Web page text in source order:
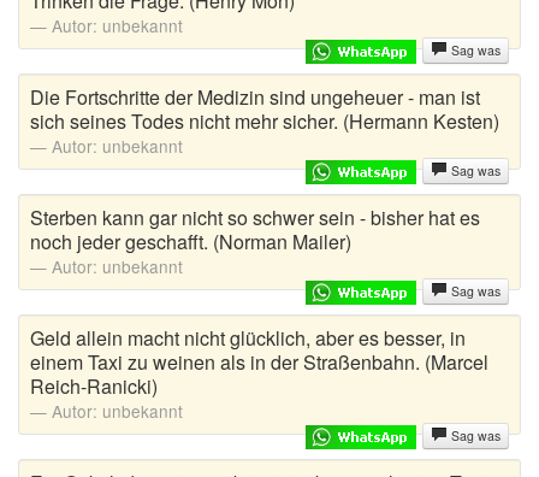
Autor: unbekannt
Sag was
Die Fortschritte der Medizin sind ungeheuer - man ist
sich seines Todes nicht mehr sicher. (Hermann Kesten)
Autor: unbekannt
Sag was
Sterben kann gar nicht so schwer sein - bisher hat es
noch jeder geschafft. (Norman Mailer)
Autor: unbekannt
Sag was
Geld allein macht nicht glücklich, aber es besser, in
einem Taxi zu weinen als in der Straßenbahn. (Marcel
Reich-Ranicki)
Autor: unbekannt
Sag was